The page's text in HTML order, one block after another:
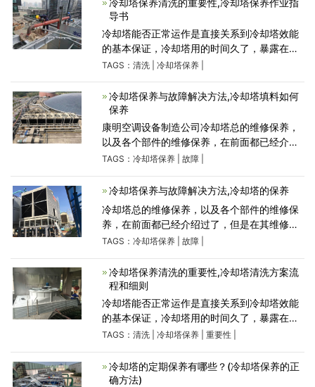
导书
冷却塔能否正常运作是直接关系到冷却塔效能
的基本保证，冷却塔用的时间久了，暴露在外
边的各个部位容易结垢，特别是内部和布水管
小失大妨碍了冷却塔的
TAGS： 清洗| 冷却塔保养|
冷却塔保养与故障解决方法,冷却塔填料如何
保养
康明空调设备制造公司冷却塔总的维修保养，
以及各个部件的维修保养，在前面都已经介绍
过了，但是在其维修保养这一方面，还遗漏了
就来好好进行讲解，以便让
TAGS： 冷却塔保养| 故障|
冷却塔保养与故障解决方法,冷却塔的保养
冷却塔总的维修保养，以及各个部件的维修保
养，在前面都已经介绍过了，但是在其维修保
养这一方面，还遗漏了一个知识点，那就是它
便让大家能够全面了解和掌
TAGS： 冷却塔保养| 故障|
冷却塔保养清洗的重要性,冷却塔清洗方案流
程和细则
冷却塔能否正常运作是直接关系到冷却塔效能
的基本保证，冷却塔用的时间久了，暴露在外
边的各个部位容易结垢，特别是内部和布水管
小失大妨碍了冷却塔的
TAGS： 清洗| 冷却塔保养| 重要性
冷却塔的定期保养有哪些？(冷却塔保养的正
确方法)